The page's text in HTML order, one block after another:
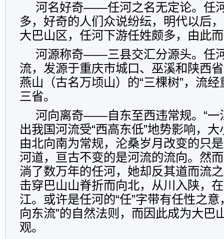
河名好奇——任河之名无定论。任
多，好奇的人们众说纷纭，明代以后
大巴山区，任河下游任姓颇多，由此
河源称奇——三县交汇分源头。任
流，发源于重庆市城口、巫溪和陕西
燕山（古名万顷山）的“三棵树”，流
三省。
河向离奇——自东至西违常规。“一
出我国河流受“西高东低”地势影响，
由北向南为常规，沦桑岁月改变的只
河道，亘古不变的是河流的流向。然
淌了数万年的任河，她却反其道而流
击穿巴山山脊折而向北，从川入陕，
江。或许是任河的“任”字带有任性之
向东流”的自然法则，而因此成为大巴
观。